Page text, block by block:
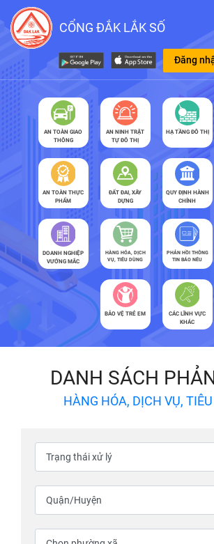
CỔNG ĐẮK LẮK SỐ
Đăng
AN TOÀN GIAO
THÔNG
AN NINH TRẬT
TỰ ĐÔ THỊ
HẠ TẦNG ĐÔ THỊ
AN TOÀN THỰC
PHẨM
ĐẤT ĐAI, XÂY
DỰNG
QUY ĐỊNH HÀNH
CHÍNH
DOANH NGHIỆP
VƯỚNG MẮC
HÀNG HÓA, DỊCH
VỤ, TIÊU DÙNG
PHẢN HỒI THÔNG
TIN BÁO NÊU
BẢO VỆ TRẺ EM
CÁC LĨNH VỰC
KHÁC
DANH SÁCH
HÀNG HÓA, DỊCH VỤ,